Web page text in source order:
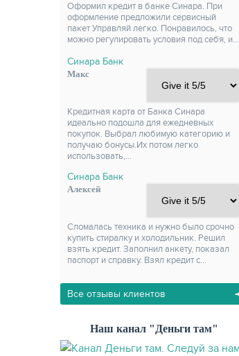
Оформил кредит в банке Синара. При
оформление предложили сервисный
пакет Управляй легко. Понравилось, что
можно регулировать условия под себя, и…
Синара Банк
Макс
Кредитная карта от Банка Синара
идеально подошла для ежедневных
покупок. Выбрал любимую категорию и
получаю бонусы.Их потом легко
использовать,…
Синара Банк
Алексей
Сломалась техника и нужно было срочно
купить стиралку и холодильник. Решил
взять кредит. Заполнил анкету, показал
паспорт и справку. Взял кредит с…
Все отзывы клиентов
Наш канал "Деньги там"